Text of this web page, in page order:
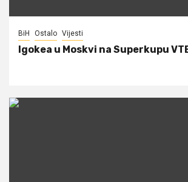
BiH Ostalo Vijesti
Igokea u Moskvi na Superkupu